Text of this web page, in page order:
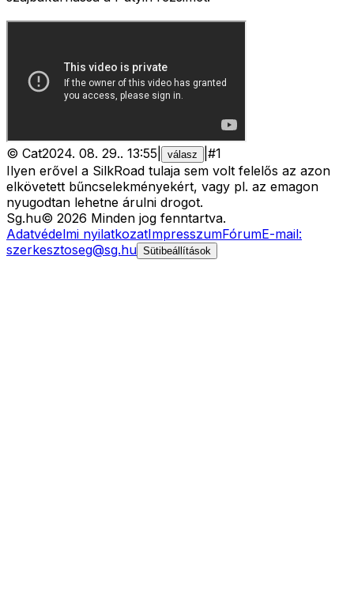
© Cat2024. 08. 29.. 13:55 válasz #1
Ilyen erővel a SilkRoad tulaja sem volt felelős az azon
elkövetett bűncselekményekért, vagy pl. az emagon
nyugodtan lehetne árulni drogot.
Sg.hu© 2026 Minden jog fenntartva.
Adatvédelmi nyilatkozatImpresszumFórumE-mail:
szerkesztoseg@sg.hu Sütibeállítások